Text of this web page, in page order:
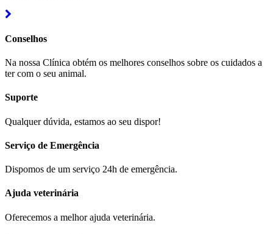
Conselhos
Na nossa Clínica obtém os melhores conselhos sobre os cuidados a
ter com o seu animal.
Suporte
Qualquer dúvida, estamos ao seu dispor!
Serviço de Emergência
Dispomos de um serviço 24h de emergência.
Ajuda veterinária
Oferecemos a melhor ajuda veterinária.